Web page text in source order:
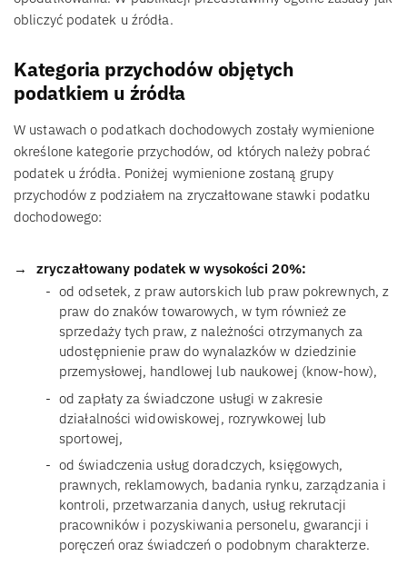
obliczyć podatek u źródła.
Kategoria przychodów objętych
podatkiem u źródła
W ustawach o podatkach dochodowych zostały wymienione
określone kategorie przychodów, od których należy pobrać
podatek u źródła. Poniżej wymienione zostaną grupy
przychodów z podziałem na zryczałtowane stawki podatku
dochodowego:
zryczałtowany podatek w wysokości 20%:
od odsetek, z praw autorskich lub praw pokrewnych, z
praw do znaków towarowych, w tym również ze
sprzedaży tych praw, z należności otrzymanych za
udostępnienie praw do wynalazków w dziedzinie
przemysłowej, handlowej lub naukowej (know-how),
od zapłaty za świadczone usługi w zakresie
działalności widowiskowej, rozrywkowej lub
sportowej,
od świadczenia usług doradczych, księgowych,
prawnych, reklamowych, badania rynku, zarządzania i
kontroli, przetwarzania danych, usług rekrutacji
pracowników i pozyskiwania personelu, gwarancji i
poręczeń oraz świadczeń o podobnym charakterze.